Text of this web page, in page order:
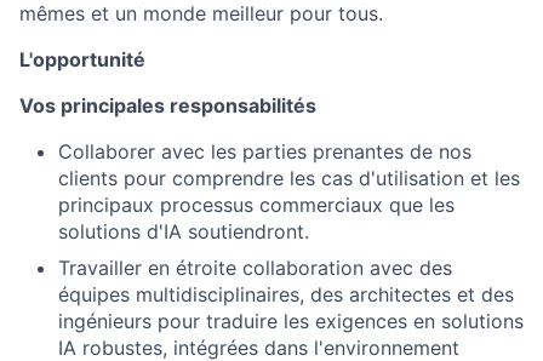
mêmes et un monde meilleur pour tous.
L'opportunité
Vos principales responsabilités
Collaborer avec les parties prenantes de nos
clients pour comprendre les cas d'utilisation et les
principaux processus commerciaux que les
solutions d'IA soutiendront.
Travailler en étroite collaboration avec des
équipes multidisciplinaires, des architectes et des
ingénieurs pour traduire les exigences en solutions
IA robustes, intégrées dans l'environnement